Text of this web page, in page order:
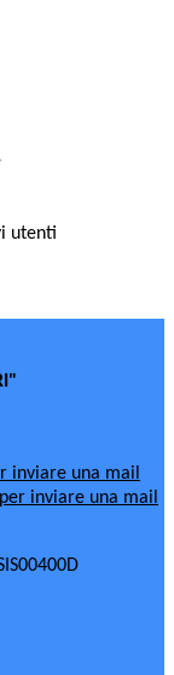
utenti
inviare una mail
inviare una mail